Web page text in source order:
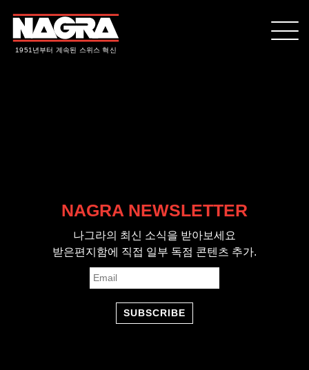
1951년부터 계속된 스위스 혁신
NAGRA NEWSLETTER
나그라의 최신 소식을 받아보세요
받은편지함에 직접 일부 독점 콘텐츠 추가.